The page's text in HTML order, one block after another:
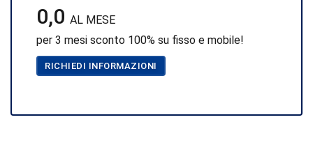
0,0 AL MESE
per 3 mesi sconto 100% su fisso e mobile!
RICHIEDI INFORMAZIONI